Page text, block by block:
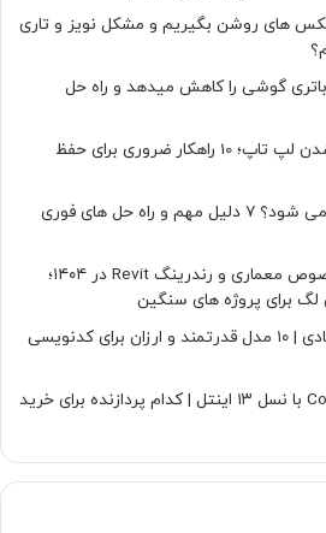
های روشن بگیریم و مشکل نویز و تاری
گوشی را کاهش میدهد و راه حل
آموزش جلوگیری از هک شدن لپ تاپ؛ 10 راهکار ضروری برای حفظ
چرا لپتاپ شما ناگهان کند می شود؟ ۷ دلیل مهم و راه حل های فوری
راهنمای خرید لپ تاپ مخصوص معماری و رندرینگ Revit در ۱۴۰۴؛
برای پروژه های سنگین
لپتاپ برنامه نویسی اقتصادی | ۱۰ مدل قدرتمند و ارزان برای کدنویسی
تفاوت لپتاپ های Core Ultra با نسل ۱۳ اینتل | کدام پردازنده برای خرید